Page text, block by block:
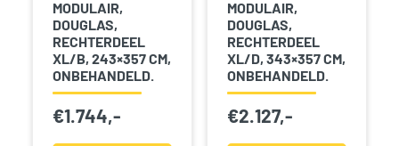
MODULAIR,
DOUGLAS,
RECHTERDEEL
XL/B, 243×357 CM,
ONBEHANDELD.
€1.744,-
MODULAIR,
DOUGLAS,
RECHTERDEEL
XL/D, 343×357 CM,
ONBEHANDELD.
€2.127,-